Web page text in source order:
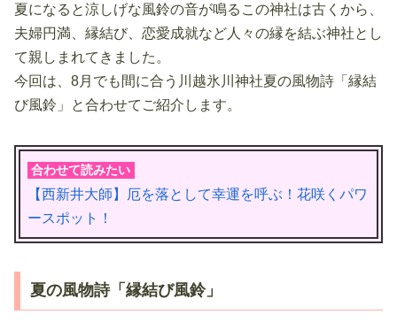
夏になると涼しげな風鈴の音が鳴るこの神社は古くから、
夫婦円満、縁結び、恋愛成就など人々の縁を結ぶ神社とし
て親しまれてきました。
今回は、8月でも間に合う川越氷川神社夏の風物詩「縁結
び風鈴」と合わせてご紹介します。
合わせて読みたい
【西新井大師】厄を落として幸運を呼ぶ！花咲くパワ
ースポット！
夏の風物詩「縁結び風鈴」